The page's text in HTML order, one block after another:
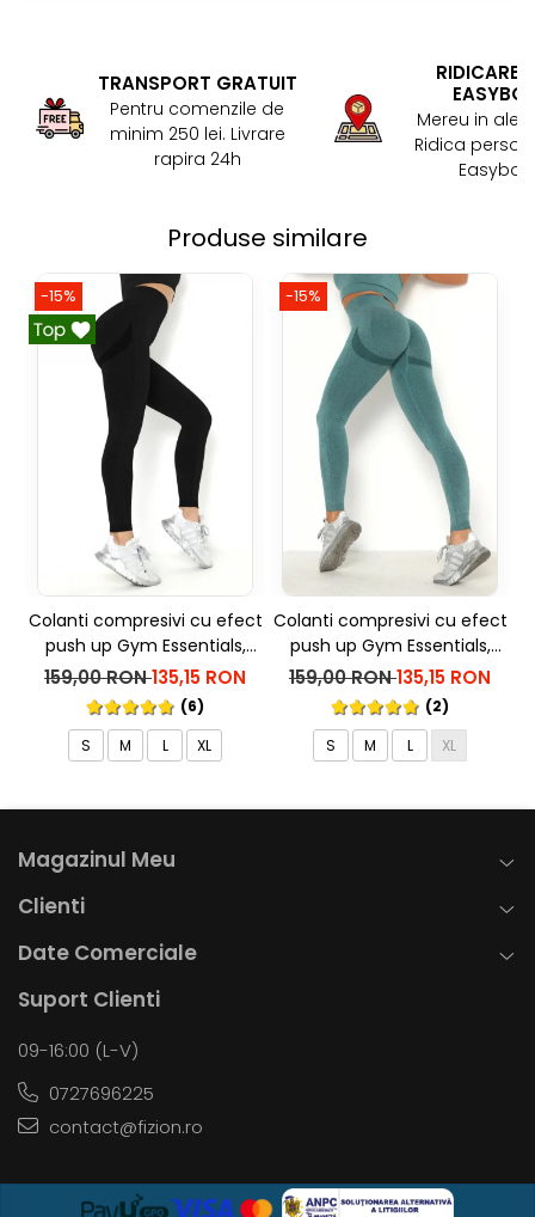
TRANSPORT GRATUIT
Pentru comenzile de
minim 250 lei. Livrare
rapira 24h
RIDICARE
Mereu in
Ridica
Easybox!
Produse similare
-15%
Colanti compresivi cu efect
push up Gym Essentials,
Negru
159,00 RON135,15 RON
(6)
S
M L XL
-15%
Colanti compresivi cu efect
push up Gym Essentials,
Verde
159,00 RON135,15 RON
(2)
S
M L XL
Magazinul Meu
Clienti
Date Comerciale
Suport Clienti
09-16:00 (L-V)
0727696225
contact@fizion.ro